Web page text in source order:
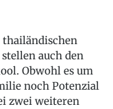
thailändischen
auch den
Obwohl es um
noch Potenzial
zwei weiteren